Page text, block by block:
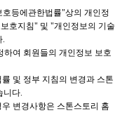
등에관한법률"상의 개인정
호지침" 및 "개인정보의 기술
.
하여 회원들의 개인정보 보호
및 정부 지침의 변경과 스톤
니다.
변경사항은 스톤스토리 홈